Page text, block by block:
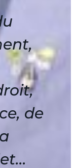
de